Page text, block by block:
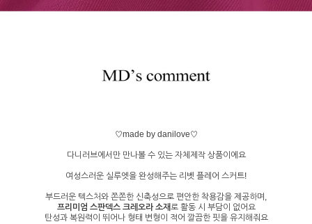
♡made by danilove♡
다니러브에서만 만나볼 수 있는 자체제작 상품이에요
여성스러운 실루엣을 완성해주는 리벳 플레어 스커트!
부드러운 텍스처와 쫀쫀한 신축성으로 편안한 착용감을 제공하며,
프리미엄 스판덱스 크레오라 소재로 활동 시 부담이 없어요
탄성과 복원력이 뛰어나 형태 변형이 적어 깔끔한 핏을 유지해줘요